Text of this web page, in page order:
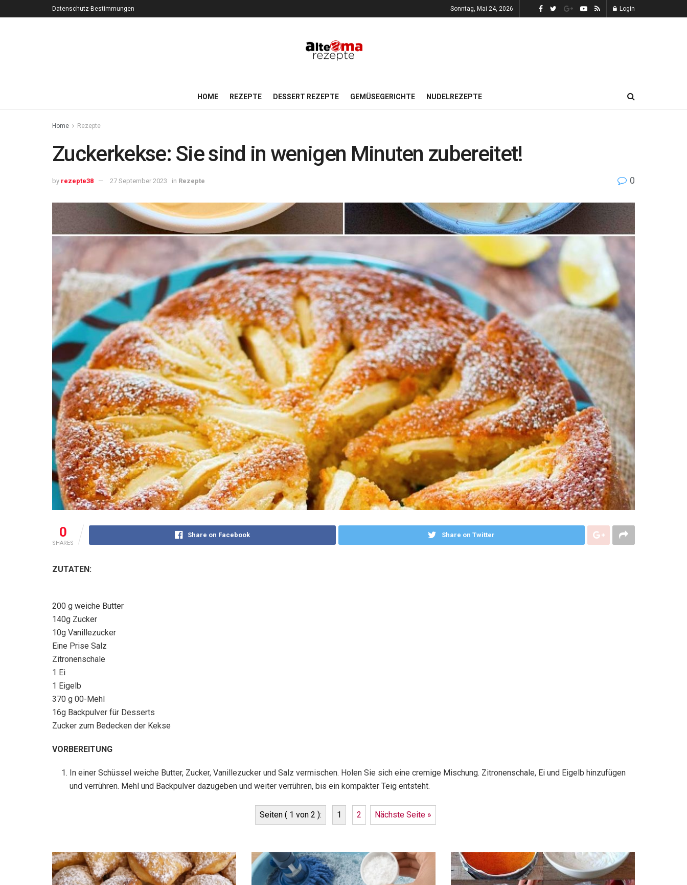
Datenschutz-Bestimmungen Sonntag, Mai 24, 2026 Login
HOME REZEPTE DESSERT REZEPTE GEMÜSEGERICHTE NUDELREZEPTE
Home Rezepte
Zuckerkekse: Sie sind in wenigen Minuten zubereitet!
by rezepte38 27 September 2023 in Rezepte 0
0
SHARES
Share on Facebook Share on Twitter
ZUTATEN:
200 g weiche Butter
140g Zucker
10g Vanillezucker
Eine Prise Salz
Zitronenschale
1 Ei
1 Eigelb
370 g 00-Mehl
16g Backpulver für Desserts
Zucker zum Bedecken der Kekse
VORBEREITUNG
In einer Schüssel weiche Butter, Zucker, Vanillezucker und Salz vermischen. Holen Sie sich eine cremige Mischung. Zitronenschale, Ei und Eigelb hinzufügen
und verrühren. Mehl und Backpulver dazugeben und weiter verrühren, bis ein kompakter Teig entsteht.
Seiten ( 1 von 2 ): 1 2 Nächste Seite »